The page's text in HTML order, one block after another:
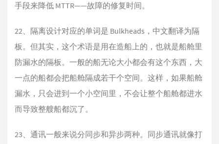
手段来降低 MTTR——故障的修复时间。
22、隔离设计对应的单词是 Bulkheads，中文翻译为隔
板。但其实，这个术语是用在造船上的，也就是船舱里
防漏水的隔板。一般的船无论大小都会有这个东西，大
一点的船都会把船舱隔成若干个空间。这样，如果船舱
漏水，只会进到一个小空间里，不会让整个船舱都进水
而导致整艘船都沉了。
23、通讯一般来说分同步和异步两种。同步通讯就像打